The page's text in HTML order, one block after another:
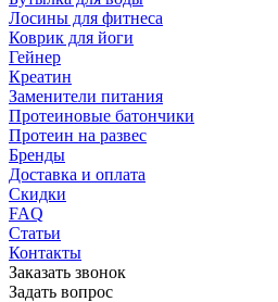
Лосины для фитнеса
Коврик для йоги
Гейнер
Креатин
Заменители питания
Протеиновые батончики
Протеин на развес
Бренды
Доставка и оплата
Скидки
FAQ
Статьи
Контакты
Заказать звонок
Задать вопрос